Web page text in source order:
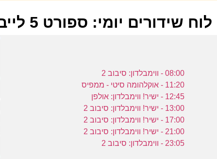
לוח שידורים יומי: ספורט 5 לייב 06-07-2023
08:00 - ווימבלדון: סיבוב 2
11:20 - אוקלהומה סיטי - ממפיס
12:45 - ישיר! ווימבלדון: אולפן
13:00 - ישיר! ווימבלדון: סיבוב 2
17:00 - ישיר! ווימבלדון: סיבוב 2
21:00 - ישיר! ווימבלדון: סיבוב 2
23:05 - ווימבלדון: סיבוב 2